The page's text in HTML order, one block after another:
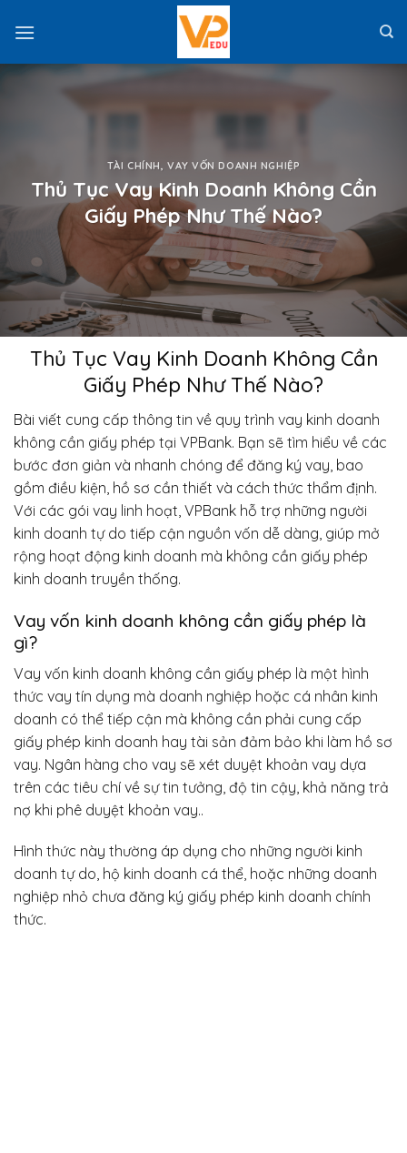
TÀI CHÍNH, VAY VỐN DOANH NGHIỆP
Thủ Tục Vay Kinh Doanh Không Cần
Giấy Phép Như Thế Nào?
Thủ Tục Vay Kinh Doanh Không Cần
Giấy Phép Như Thế Nào?
Bài viết cung cấp thông tin về quy trình vay kinh doanh
không cần giấy phép tại VPBank. Bạn sẽ tìm hiểu về các
bước đơn giản và nhanh chóng để đăng ký vay, bao
gồm điều kiện, hồ sơ cần thiết và cách thức thẩm định.
Với các gói vay linh hoạt, VPBank hỗ trợ những người
kinh doanh tự do tiếp cận nguồn vốn dễ dàng, giúp mở
rộng hoạt động kinh doanh mà không cần giấy phép
kinh doanh truyền thống.
Vay vốn kinh doanh không cần giấy phép là
gì?
Vay vốn kinh doanh không cần giấy phép là một hình
thức vay tín dụng mà doanh nghiệp hoặc cá nhân kinh
doanh có thể tiếp cận mà không cần phải cung cấp
giấy phép kinh doanh hay tài sản đảm bảo khi làm hồ sơ
vay. Ngân hàng cho vay sẽ xét duyệt khoản vay dựa
trên các tiêu chí về sự tin tưởng, độ tin cậy, khả năng trả
nợ khi phê duyệt khoản vay..
Hình thức này thường áp dụng cho những người kinh
doanh tự do, hộ kinh doanh cá thể, hoặc những doanh
nghiệp nhỏ chưa đăng ký giấy phép kinh doanh chính
thức.